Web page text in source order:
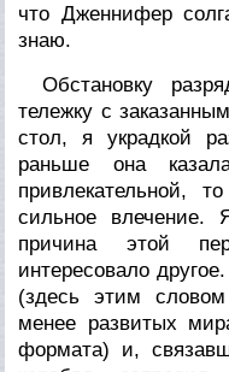
что Дженнифер
знаю.
Обстановку
тележку с
стол, я украдкой
раньше она
привлекательной,
сильное влечение.
причина этой
интересовало
(здесь этим
менее развитых
формата) и,